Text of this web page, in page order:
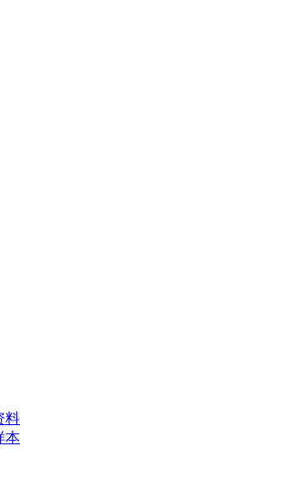
料
本